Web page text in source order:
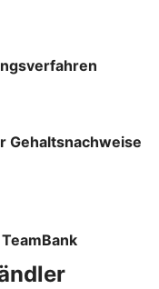
Gehaltsnachweise